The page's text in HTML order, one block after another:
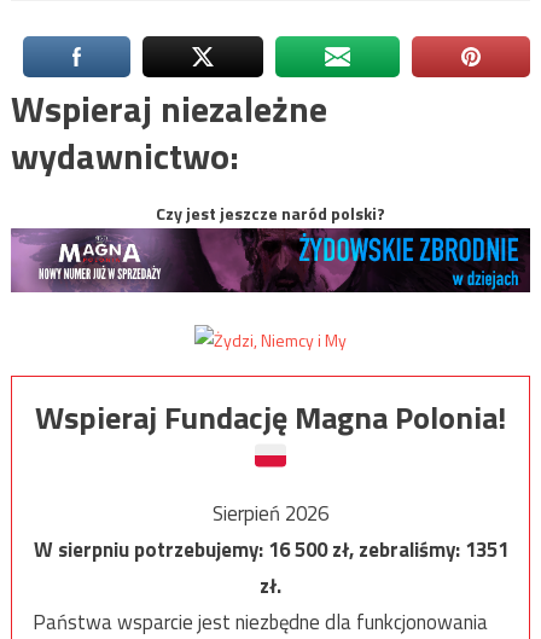
Wspieraj niezależne
wydawnictwo:
Czy jest jeszcze naród polski?
Wspieraj Fundację Magna Polonia!
Sierpień 2026
W sierpniu potrzebujemy:16 500zł, zebraliśmy:1351
zł.
Państwa wsparcie jest niezbędne dla funkcjonowania